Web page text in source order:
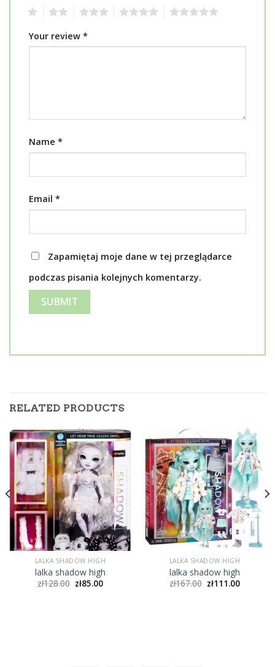
Your review *
Name *
Email *
Zapamiętaj moje dane w tej przeglądarce
podczas pisania kolejnych komentarzy.
RELATED PRODUCTS
LALKA SHADOW HIGH
lalka shadow high
zł128.00 zł85.00
LALKA SHADOW HIGH
lalka shadow high
zł167.00 zł111.00